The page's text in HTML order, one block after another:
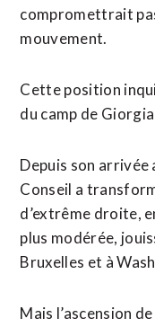
compromettrait
mouvement.
Cette position
du camp de
Depuis son arrivée
Conseil a
d’extrême droite,
plus modérée,
Bruxelles et à
Mais l’ascension